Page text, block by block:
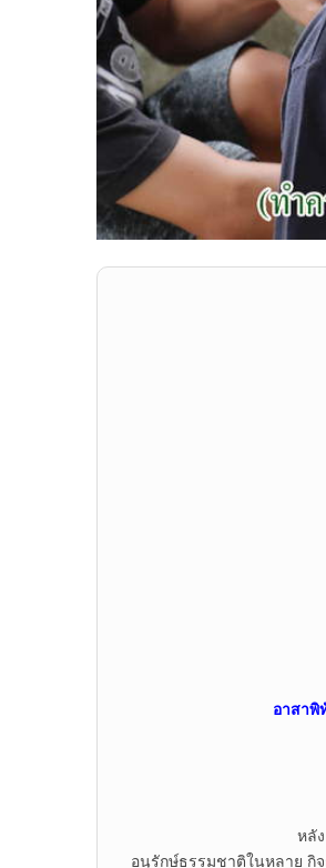
อาสาพิ
หลัง จากที่ ทีมงานบ้า
อนุรักษ์ธรรมชาติในหลาย กิ